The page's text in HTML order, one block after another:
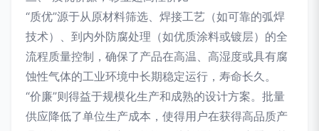
“质优”源于从原材料筛选、焊接工艺（如可靠的弧焊
技术）、到内外防腐处理（如优质涂料或镀层）的全
流程质量控制，确保了产品在高温、高湿度或具有腐
蚀性气体的工业环境中长期稳定运行，寿命长久。
“价廉”则得益于规模化生产和成熟的设计方案。批量
供应降低了单位生产成本，使得用户在获得高品质产